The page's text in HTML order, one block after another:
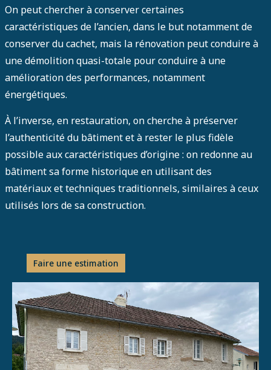
On peut chercher à conserver certaines
caractéristiques de l’ancien, dans le but notamment de
conserver du cachet, mais la rénovation peut conduire à
une démolition quasi-totale pour conduire à une
amélioration des performances, notamment
énergétiques.
À l’inverse, en restauration, on cherche à préserver
l’authenticité du bâtiment et à rester le plus fidèle
possible aux caractéristiques d’origine : on redonne au
bâtiment sa forme historique en utilisant des
matériaux et techniques traditionnels, similaires à ceux
utilisés lors de sa construction.
Faire une estimation